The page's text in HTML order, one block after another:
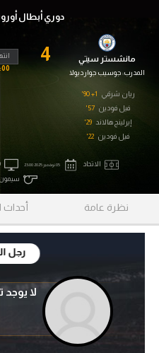
فانتازي في الجول
مسابقة التوقعات
فيديوهات
عدسات
بطولات
الدوري المصري
الدوري الإنجليزي الممتاز
الدوري الإسباني
دوري أبطال
مانشستر سيتي
المدرب:جوسيب جوارديولا
ريان شرقي
1+ 90'
فيل فودين 57'
إيرلينج هالاند 29'
فيل فودين 22'
4
الاتحاد 05 نوفمبر 2025 23:00
سيمون
نظرة عامة أحداث
رجل
لا